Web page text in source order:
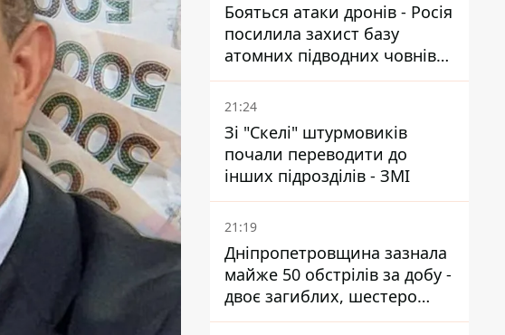
Бояться атаки дронів - Росія
посилила захист базу
атомних підводних човнів
за 7400 км від України
21:24
Зі "Скелі" штурмовиків
почали переводити до
інших підрозділів - ЗМІ
21:19
Дніпропетровщина зазнала
майже 50 обстрілів за добу -
двоє загиблих, шестеро
постраждалих